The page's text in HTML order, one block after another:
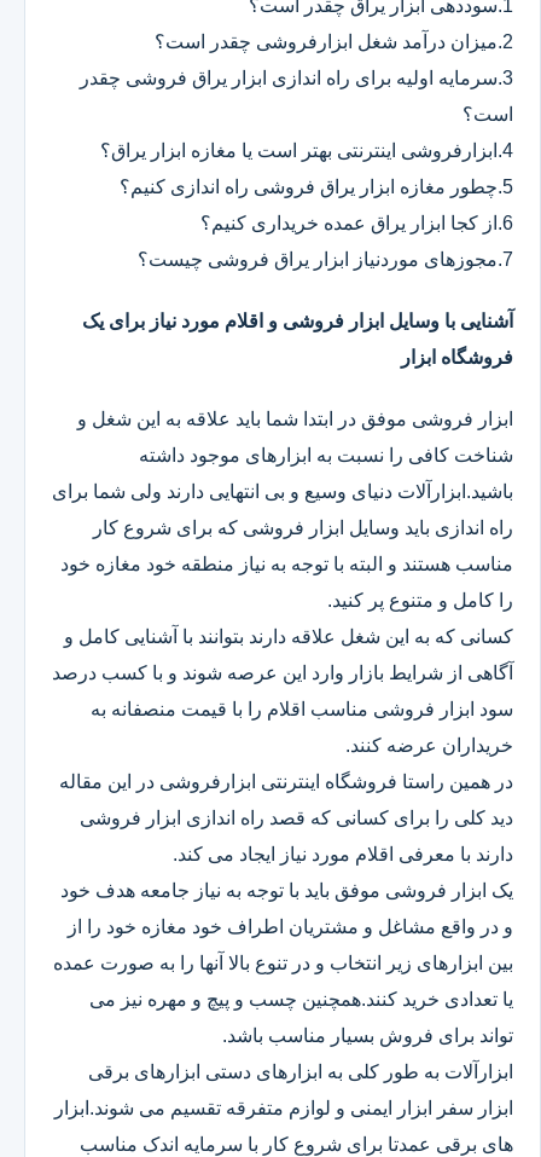
1.سوددهی ابزار یراق چقدر است؟
2.میزان درآمد شغل ابزارفروشی چقدر است؟
3.سرمایه اولیه برای راه اندازی ابزار یراق فروشی چقدر
است؟
4.ابزارفروشی اینترنتی بهتر است یا مغازه ابزار یراق؟
5.چطور مغازه ابزار یراق فروشی راه اندازی کنیم؟
6.از کجا ابزار یراق عمده خریداری کنیم؟
7.مجوزهای موردنیاز ابزار یراق فروشی چیست؟
آشنایی با وسایل ابزار فروشی و اقلام مورد نیاز برای یک
فروشگاه ابزار
ابزار فروشی موفق در ابتدا شما باید علاقه به این شغل و
شناخت کافی را نسبت به ابزارهای موجود داشته
باشید.ابزارآلات دنیای وسیع و بی انتهایی دارند ولی شما برای
راه اندازی باید وسایل ابزار فروشی که برای شروع کار
مناسب هستند و البته با توجه به نیاز منطقه خود مغازه خود
را کامل و متنوع پر کنید.
کسانی که به این شغل علاقه دارند بتوانند با آشنایی کامل و
آگاهی از شرایط بازار وارد این عرصه شوند و با کسب درصد
سود ابزار فروشی مناسب اقلام را با قیمت منصفانه به
خریداران عرضه کنند.
در همین راستا فروشگاه اینترنتی ابزارفروشی در این مقاله
دید کلی را برای کسانی که قصد راه اندازی ابزار فروشی
دارند با معرفی اقلام مورد نیاز ایجاد می کند.
یک ابزار فروشی موفق باید با توجه به نیاز جامعه هدف خود
و در واقع مشاغل و مشتریان اطراف خود مغازه خود را از
بین ابزارهای زیر انتخاب و در تنوع بالا آنها را به صورت عمده
یا تعدادی خرید کنند.همچنین چسب و پیچ و مهره نیز می
تواند برای فروش بسیار مناسب باشد.
ابزارآلات به طور کلی به ابزارهای دستی ابزارهای برقی
ابزار سفر ابزار ایمنی و لوازم متفرقه تقسیم می شوند.ابزار
های برقی عمدتا برای شروع کار با سرمایه اندک مناسب